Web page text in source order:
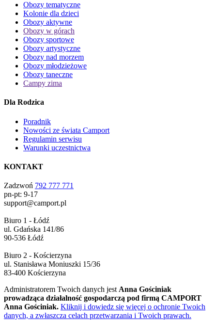
Obozy tematyczne
Kolonie dla dzieci
Obozy aktywne
Obozy w górach
Obozy sportowe
Obozy artystyczne
Obozy nad morzem
Obozy młodzieżowe
Obozy taneczne
Campy zima
Dla Rodzica
Poradnik
Nowości ze świata Camport
Regulamin serwisu
Warunki uczestnictwa
KONTAKT
Zadzwoń 792 777 771
pn-pt: 9-17
support@camport.pl
Biuro 1 - Łódź
ul. Gdańska 141/86
90-536 Łódź
Biuro 2 - Kościerzyna
ul. Stanisława Moniuszki 15/36
83-400 Kościerzyna
Administratorem Twoich danych jest Anna Gościniak
prowadząca działalność gospodarczą pod firmą CAMPORT
Anna Gościniak. Kliknij i dowiedz się więcej o ochronie Twoich
danych, a zwłaszcza celach przetwarzania i Twoich prawach.